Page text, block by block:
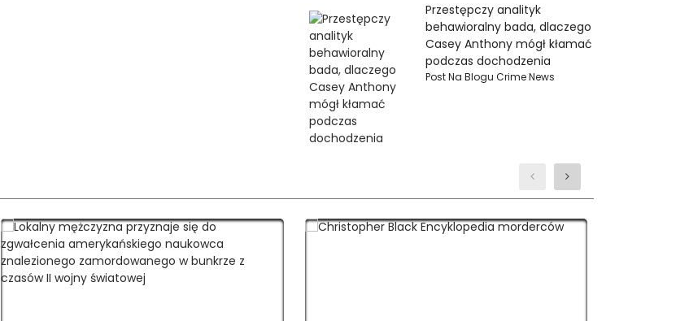
Przestępczy analityk
behawioralny bada, dlaczego
Casey Anthony mógł kłamać
podczas dochodzenia
Post Na Blogu Crime News